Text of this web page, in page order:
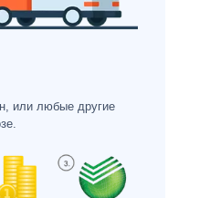
или любые другие